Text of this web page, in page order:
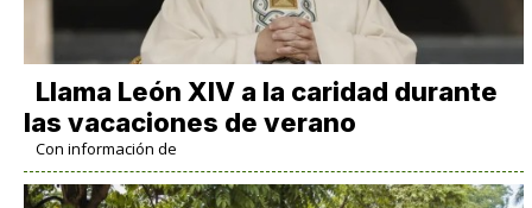
Llama León XIV a la caridad durante
las vacaciones de verano
Con información de